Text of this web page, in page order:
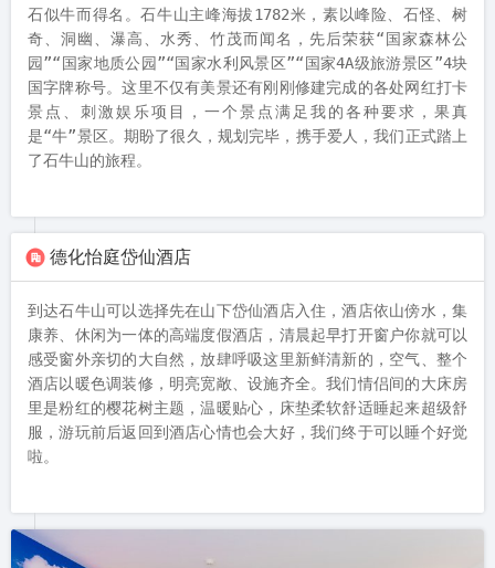
石似牛而得名。石牛山主峰海拔1782米，素以峰险、石怪、树
奇、洞幽、瀑高、水秀、竹茂而闻名，先后荣获“国家森林公
园”“国家地质公园”“国家水利风景区”“国家4A级旅游景区”4块
国字牌称号。这里不仅有美景还有刚刚修建完成的各处网红打卡
景点、刺激娱乐项目，一个景点满足我的各种要求，果真
是“牛”景区。期盼了很久，规划完毕，携手爱人，我们正式踏上
了石牛山的旅程。
德化怡庭岱仙酒店
到达石牛山可以选择先在山下岱仙酒店入住，酒店依山傍水，集
康养、休闲为一体的高端度假酒店，清晨起早打开窗户你就可以
感受窗外亲切的大自然，放肆呼吸这里新鲜清新的，空气、整个
酒店以暖色调装修，明亮宽敞、设施齐全。我们情侣间的大床房
里是粉红的樱花树主题，温暖贴心，床垫柔软舒适睡起来超级舒
服，游玩前后返回到酒店心情也会大好，我们终于可以睡个好觉
啦。